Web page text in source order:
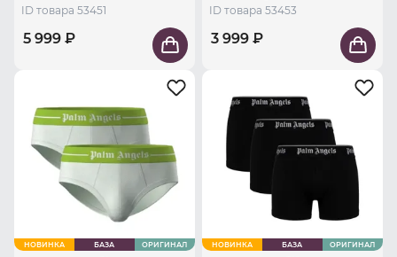
ID товара 53451
5 999 ₽
ID товара 53453
3 999 ₽
НОВИНКА БАЗА ОРИГИНАЛ НОВИНКА БАЗА ОРИГИНАЛ